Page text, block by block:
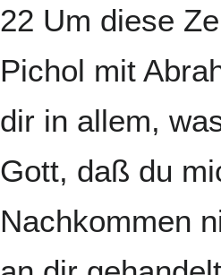
22 Um diese
Pichol mit
dir in allem,
Gott, daß du
Nachkommen